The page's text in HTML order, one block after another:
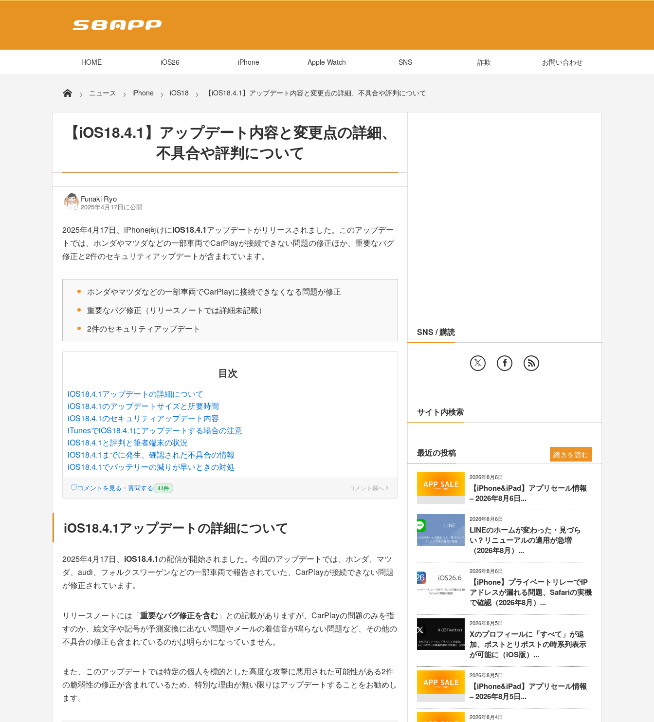
HOME iOS26 iPhone Apple Watch SNS 詐欺 お問い合わせ
ニュース iPhone iOS18 【iOS18.4.1】アップデート内容と変更点の詳細、不具合や評判について
【iOS18.4.1】アップデート内容と変更点の詳細、
不具合や評判について
Funaki Ryo
2025年4月17日に公開
2025年4月17日、iPhone向けにiOS18.4.1アップデートがリリースされました。このアップデー
トでは、ホンダやマツダなどの一部車両でCarPlayが接続できない問題の修正ほか、重要なバグ
修正と2件のセキュリティアップデートが含まれています。
ホンダやマツダなどの一部車両でCarPlayに接続できなくなる問題が修正
重要なバグ修正（リリースノートでは詳細未記載）
2件のセキュリティアップデート
目次
iOS18.4.1アップデートの詳細について
iOS18.4.1のアップデートサイズと所要時間
iOS18.4.1のセキュリティアップデート内容
iTunesでiOS18.4.1にアップデートする場合の注意
iOS18.4.1と評判と筆者端末の状況
iOS18.4.1までに発生、確認された不具合の情報
iOS18.4.1でバッテリーの減りが早いときの対処
コメントを見る・質問する 41件 コメント欄へ
iOS18.4.1アップデートの詳細について
2025年4月17日、 iOS18.4.1の配信が開始されました。今回のアップデートでは、ホンダ、マツ
ダ、audi、フォルクスワーゲンなどの一部車両で報告されていた、CarPlayが接続できない問題
が修正されています。
リリースノートには「重要なバグ修正を含む 」との記載がありますが、CarPlayの問題のみを指
すのか、絵文字や記号が予測変換に出ない問題やメールの着信音が鳴らない問題など、その他の
不具合の修正も含まれているのかは明らかになっていません。
また、このアップデートでは特定の個人を標的とした高度な攻撃に悪用された可能性がある2件
の脆弱性の修正が含まれているため、特別な理由が無い限りはアップデートすることをお勧めし
ます。
SNS / 購読
サイト内検索
最近の投稿
2026年8月6日
【iPhone&iPad】アプリセール情報
– 2026年8月6日...
2026年8月6日
LINEのホームが変わった・見づら
い？リニューアルの適用が急増
（2026年8月）...
2026年8月6日
【iPhone】プライベートリレーでIP
アドレスが漏れる問題、Safariの実機
で確認（2026年8月）...
2026年8月5日
Xのプロフィールに「すべて」が追
加、ポストとリポストの時系列表示
が可能に（iOS版）...
2026年8月5日
【iPhone&iPad】アプリセール情報
– 2026年8月5日...
2026年8月4日
続きを読む